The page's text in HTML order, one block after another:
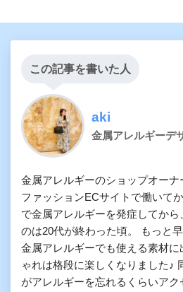
この記事を書いた人
aki
金属アレルギーデ
金属アレルギーのショップオー
ファッションECサイトで働いて
で金属アレルギーを発症してか
のは20代が終わった頃。 もっと
金属アレルギーでも使える素材に
ゃれは格段に楽しくなりました♪
がアレルギーを忘れるくらいアク